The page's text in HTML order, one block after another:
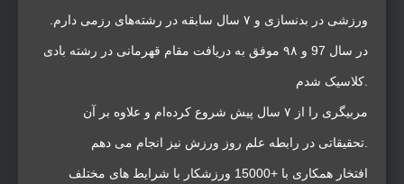
ورزشی در بدنسازی و ۷ سال سابقه در رشته‌های رزمی دارم.
در سال 97 و ۹۸ موفق به دریافت مقام قهرمانی در رشته بادی
مربیگری را از ۷ سال پیش شروع کرده‌ام و علاوه بر آن
افتخار همکاری با +15000 ورزشکار با شرایط های مختلف